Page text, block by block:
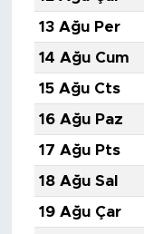
13 Ağu Per
14 Ağu Cum
15 Ağu Cts
16 Ağu Paz
17 Ağu Pts
18 Ağu Sal
19 Ağu Çar